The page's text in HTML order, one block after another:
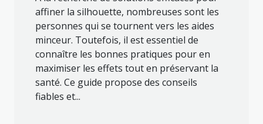
affiner la silhouette, nombreuses sont les
personnes qui se tournent vers les aides
minceur. Toutefois, il est essentiel de
connaître les bonnes pratiques pour en
maximiser les effets tout en préservant la
santé. Ce guide propose des conseils
fiables et...